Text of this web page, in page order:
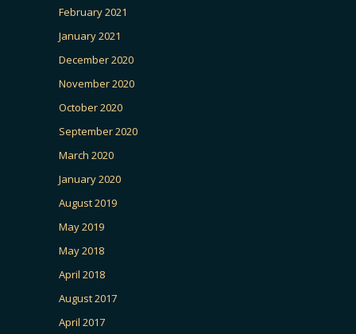
February 2021
January 2021
December 2020
November 2020
October 2020
September 2020
March 2020
January 2020
August 2019
May 2019
May 2018
April 2018
August 2017
April 2017